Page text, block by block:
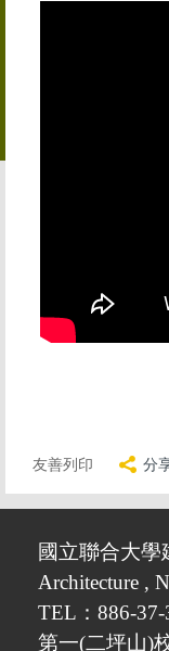
友善列印 分
國立聯合大學
Architecture ,
TEL：886-
第一(二坪山)